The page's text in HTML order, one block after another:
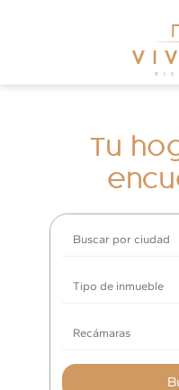
Tu
Buscar por ciudad
Tipo de inmueble
Recámaras